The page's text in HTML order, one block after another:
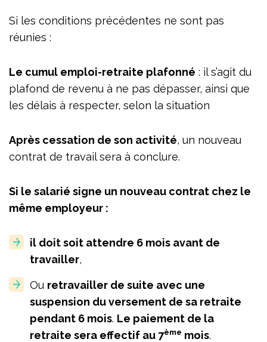
Si les conditions précédentes ne sont pas
réunies :
Le cumul emploi-retraite plafonné : il s’agit du
plafond de revenu à ne pas dépasser, ainsi que
les délais à respecter, selon la situation
Après cessation de son activité, un nouveau
contrat de travail sera à conclure.
Si le salarié signe un nouveau contrat chez le
même employeur :
il doit soit attendre 6 mois avant de
travailler,
Ou retravailler de suite avec une
suspension du versement de sa retraite
pendant 6 mois. Le paiement de la
retraite sera effectif au 7ème mois.